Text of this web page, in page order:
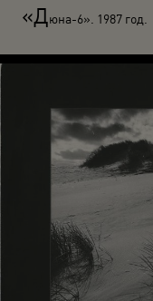
«Дюна-6». 1987 год.